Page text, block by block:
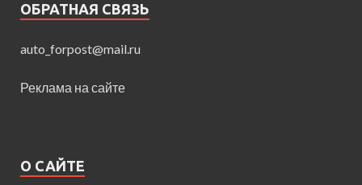
ОБРАТНАЯ СВЯЗЬ
auto_forpost@mail.ru
Реклама на сайте
О САЙТЕ